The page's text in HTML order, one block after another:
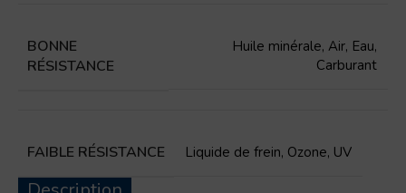
BONNE
RÉSISTANCE
Huile minérale, Air, Eau,
Carburant
FAIBLE RÉSISTANCE Liquide de frein, Ozone, UV